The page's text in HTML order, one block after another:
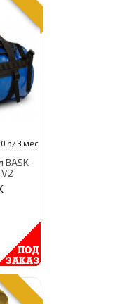
р/ 3 мес
BASK